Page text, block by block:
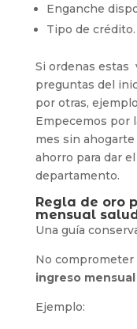
Enganche
Tipo de crédito.
Si ordenas estas
preguntas del
por otras,
Empecemos por
mes sin
ahorro para dar
departamento.
Regla de oro
mensual
Una guía
No comprometer
ingreso mensual
Ejemplo: